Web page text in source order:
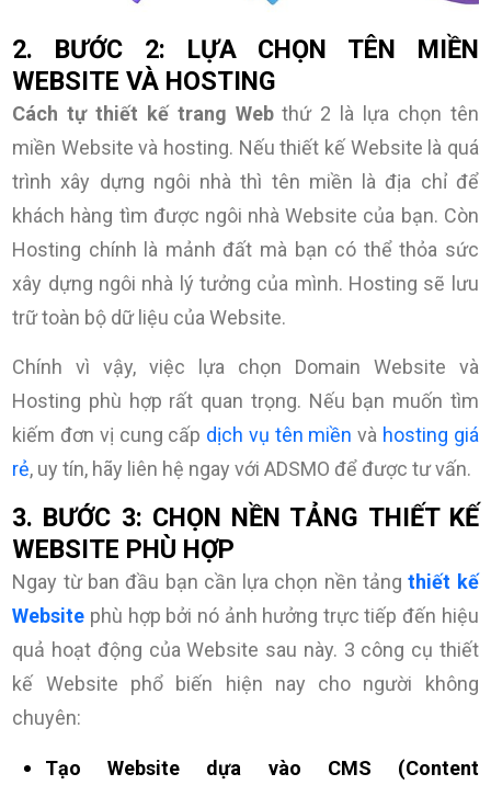
2. BƯỚC 2: LỰA CHỌN TÊN MIỀN
WEBSITE VÀ HOSTING
Cách tự thiết kế trang Webthứ 2 là lựa chọn tên
miền Website và hosting. Nếu thiết kế Website là quá
trình xây dựng ngôi nhà thì tên miền là địa chỉ để
khách hàng tìm được ngôi nhà Website của bạn. Còn
Hosting chính là mảnh đất mà bạn có thể thỏa sức
xây dựng ngôi nhà lý tưởng của mình. Hosting sẽ lưu
trữ toàn bộ dữ liệu của Website.
Chính vì vậy, việc lựa chọn Domain Website và
Hosting phù hợp rất quan trọng. Nếu bạn muốn tìm
kiếm đơn vị cung cấp dịch vụ tên miền và hosting giá
rẻ, uy tín, hãy liên hệ ngay với ADSMO để được tư vấn.
3. BƯỚC 3: CHỌN NỀN TẢNG THIẾT KẾ
WEBSITE PHÙ HỢP
Ngay từ ban đầu bạn cần lựa chọn nền tảngthiết kế
Website phù hợp bởi nó ảnh hưởng trực tiếp đến hiệu
quả hoạt động của Website sau này. 3 công cụ thiết
kế Website phổ biến hiện nay cho người không
chuyên:
Tạo Website dựa vào CMS (Content